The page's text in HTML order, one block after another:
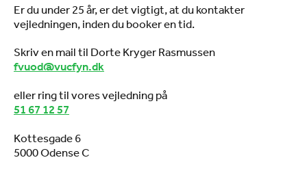
Er du under 25 år, er det vigtigt, at du kontakter
vejledningen, inden du booker en tid.
Skriv en mail til Dorte Kryger Rasmussen
fvuod@vucfyn.dk
eller ring til vores vejledning på
51 67 12 57
Kottesgade 6
5000 Odense C